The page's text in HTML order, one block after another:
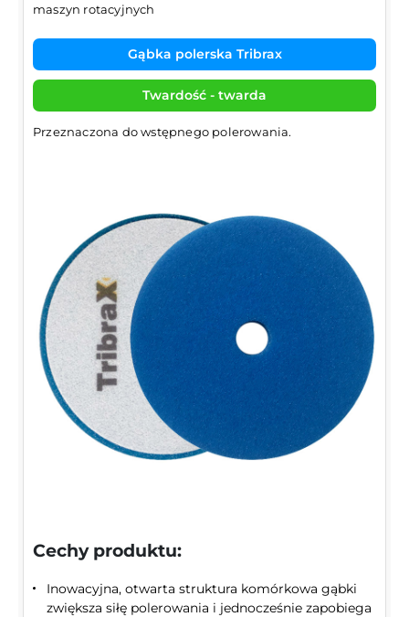
maszyn rotacyjnych
Gąbka polerska Tribrax
Twardość - twarda
Przeznaczona do wstępnego polerowania.
Cechy produktu:
Inowacyjna, otwarta struktura komórkowa gąbki
zwiększa siłę polerowania i jednocześnie zapobiega